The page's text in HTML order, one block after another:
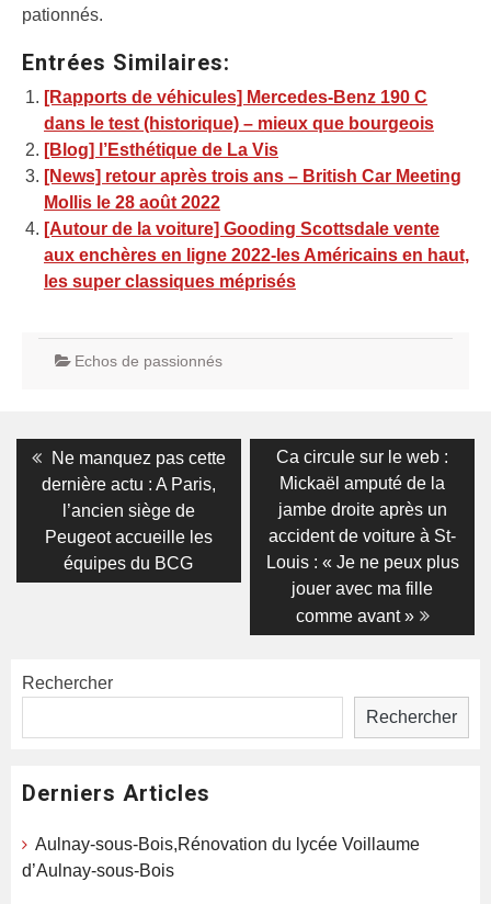
pationnés.
Entrées Similaires:
[Rapports de véhicules] Mercedes-Benz 190 C
dans le test (historique) – mieux que bourgeois
[Blog] l’Esthétique de La Vis
[News] retour après trois ans – British Car Meeting
Mollis le 28 août 2022
[Autour de la voiture] Gooding Scottsdale vente
aux enchères en ligne 2022-les Américains en haut,
les super classiques méprisés
Echos de passionnés
Navigation
de
l’article
Previous
post:
Ne manquez pas cette
dernière actu : A Paris,
l’ancien siège de
Peugeot accueille les
équipes du BCG
Next
post:
Ca circule sur le web :
Mickaël amputé de la
jambe droite après un
accident de voiture à St-
Louis : « Je ne peux plus
jouer avec ma fille
comme avant »
Rechercher
Rechercher
Derniers Articles
Aulnay-sous-Bois,Rénovation du lycée Voillaume
d’Aulnay-sous-Bois